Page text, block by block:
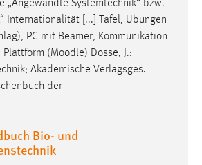
„Angewandte Systemtechnik“ bzw.
Internationalität [...] Tafel, Übungen
PC mit Beamer, Kommunikation
Plattform (Moodle) Dosse, J.:
Akademische Verlagsges.
der
Bio- und